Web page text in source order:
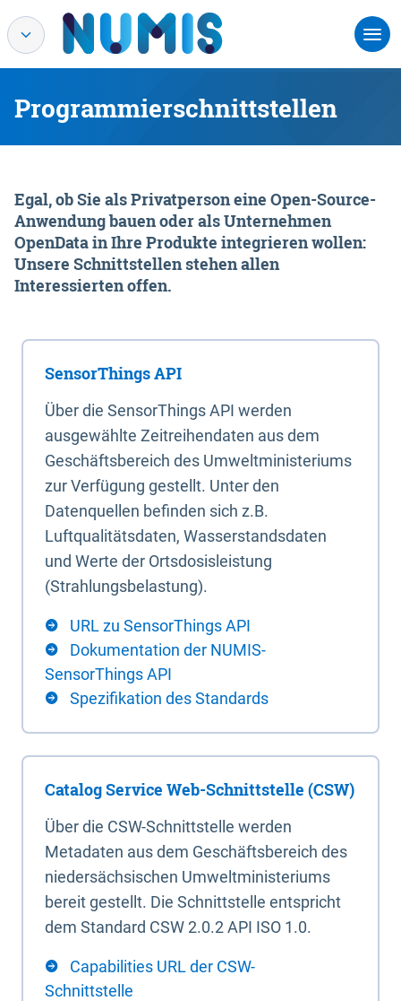
Programmierschnittstellen
Egal, ob Sie als Privatperson eine Open-Source-
Anwendung bauen oder als Unternehmen
OpenData in Ihre Produkte integrieren wollen:
Unsere Schnittstellen stehen allen
Interessierten offen.
SensorThings API
Über die SensorThings API werden
ausgewählte Zeitreihendaten aus dem
Geschäftsbereich des Umweltministeriums
zur Verfügung gestellt. Unter den
Datenquellen befinden sich z.B.
Luftqualitätsdaten, Wasserstandsdaten
und Werte der Ortsdosisleistung
(Strahlungsbelastung).
URL zu SensorThings API
Dokumentation der NUMIS-
SensorThings API
Spezifikation des Standards
Catalog Service Web-Schnittstelle (CSW)
Über die CSW-Schnittstelle werden
Metadaten aus dem Geschäftsbereich des
niedersächsischen Umweltministeriums
bereit gestellt. Die Schnittstelle entspricht
dem Standard CSW 2.0.2 API ISO 1.0.
Capabilities URL der CSW-
Schnittstelle